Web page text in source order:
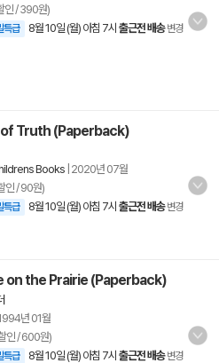
인 / 390원)
특급 8월 10일 (월) 아침 7시 출근전 배송 변경
Truth (Paperback)
Books 2020년 07월
인 / 90원)
특급 8월 10일 (월) 아침 7시 출근전 배송 변경
on the Prairie (Paperback)
년 01월
인 / 600원)
특급 8월 10일 (월) 아침 7시 출근전 배송 변경